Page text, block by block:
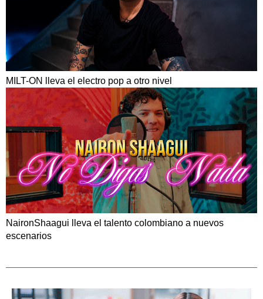
MILT-ON lleva el electro pop a otro nivel
NaironShaagui lleva el talento colombiano a nuevos
escenarios